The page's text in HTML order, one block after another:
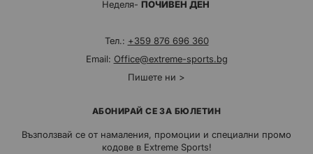
Неделя- ПОЧИВЕН ДЕН
Тел.: +359 876 696 360
Email: Office@extreme-sports.bg
Пишете ни >
АБОНИРАЙ СЕ ЗА БЮЛЕТИН
Възползвай се от намаления, промоции и специални промо
кодове в Extreme Sports!